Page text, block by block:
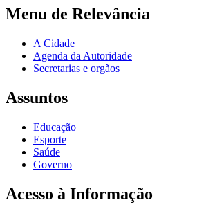
Menu de Relevância
A Cidade
Agenda da Autoridade
Secretarias e orgãos
Assuntos
Educação
Esporte
Saúde
Governo
Acesso à Informação